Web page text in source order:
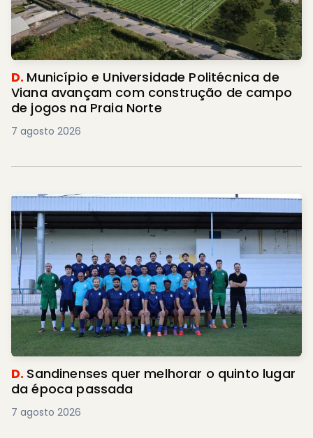
D. Município e Universidade Politécnica de
Viana avançam com construção de campo
de jogos na Praia Norte
7 agosto 2026
D. Sandinenses quer melhorar o quinto lugar
da época passada
7 agosto 2026